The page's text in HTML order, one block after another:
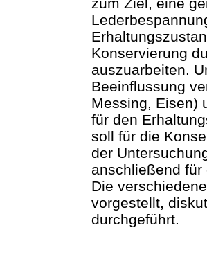
Konservierung
auszuarbeiten.
Beeinflussung
Messing, Eisen)
für den
soll für die
der
anschließend für
Die
vorgestellt,
durchgeführt.